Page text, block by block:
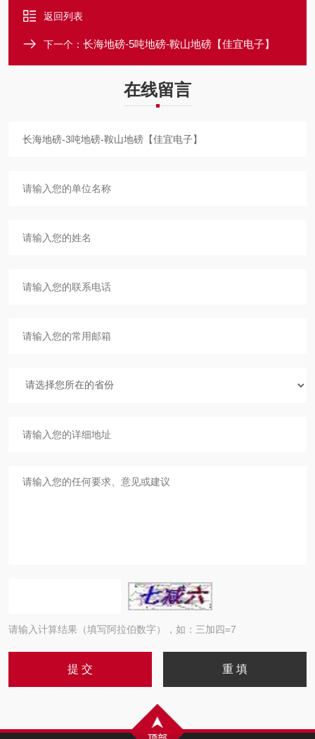
返回列表
下一个： 长海地磅-5吨地磅-鞍山地磅【佳宜电子】
在线留言
请输入计算结果（填写阿拉伯数字），如：三加四=7